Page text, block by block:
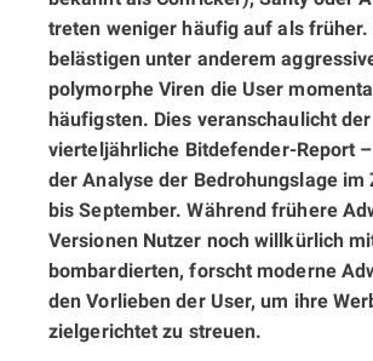
treten weniger häufig auf als früher.
belästigen unter anderem
polymorphe Viren die User
häufigsten. Dies veranschaulicht der
vierteljährliche Bitdefender-Report
der Analyse der Bedrohungslage
bis September. Während frühere
Versionen Nutzer noch willkürlich
bombardierten, forscht moderne
den Vorlieben der User, um ihre
zielgerichtet zu streuen.